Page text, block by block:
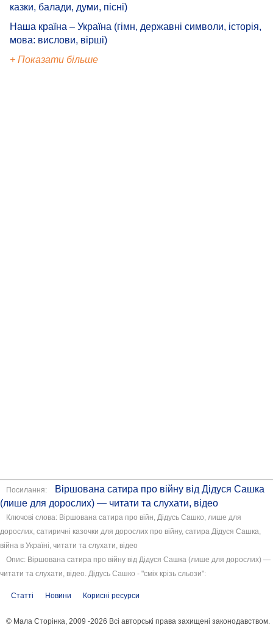
казки, балади, думи, пісні)
Наша країна – Україна (гімн, державні символи, історія,
мова: вислови, вірші)
+ Показати більше
Посилання:
Віршована сатира про війну від Дідуся Сашка
(лише для дорослих) — читати та слухати, відео
Ключові слова: Віршована сатира про війн, Дідусь Сашко, лише для
дорослих, сатиричні казочки для дорослих про війну, сатира Дідуся Сашка,
війна в Україні, читати та слухати, відео
Опис: Віршована сатира про війну від Дідуся Сашка (лише для дорослих) —
читати та слухати, відео. Дідусь Сашко - "сміх крізь сльози":
Статті Новини Корисні ресурси
© Мала Сторінка, 2009 -2026 Всі авторські права захищені законодавством.